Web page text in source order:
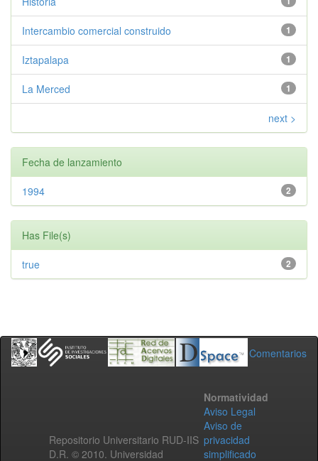
1
Intercambio comercial construido
1
Iztapalapa
1
La Merced
next >
Fecha de lanzamiento
2
1994
Has File(s)
2
true
Comentarios
Repositorio Universitario RUD-IIS
D.R. © 2010. Universidad
Normatividad
Aviso Legal
Aviso de
privacidad
simplificado